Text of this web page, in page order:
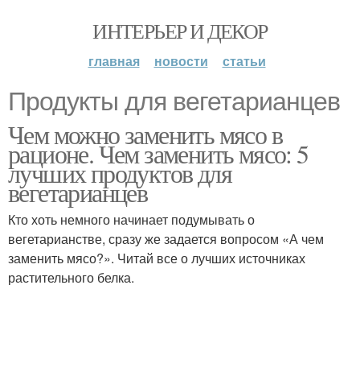
ИНТЕРЬЕР И ДЕКОР
главная новости статьи
Продукты для вегетарианцев
Чем можно заменить мясо в
рационе. Чем заменить мясо: 5
лучших продуктов для
вегетарианцев
Кто хоть немного начинает подумывать о
вегетарианстве, сразу же задается вопросом «А чем
заменить мясо?». Читай все о лучших источниках
растительного белка.